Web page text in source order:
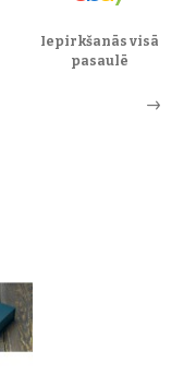
Iepirkšanās visā
pasaulē